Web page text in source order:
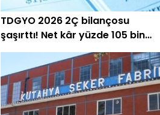
TDGYO 2026 2Ç bilançosu
şaşırttı! Net kâr yüzde 105 bin
arttı